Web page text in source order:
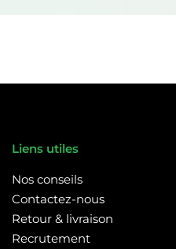
Liens utiles
Nos conseils
Contactez-nous
Retour & livraison
Recrutement